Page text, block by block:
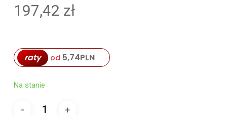
197,42 zł
raty od 5,74PLN
Na stanie